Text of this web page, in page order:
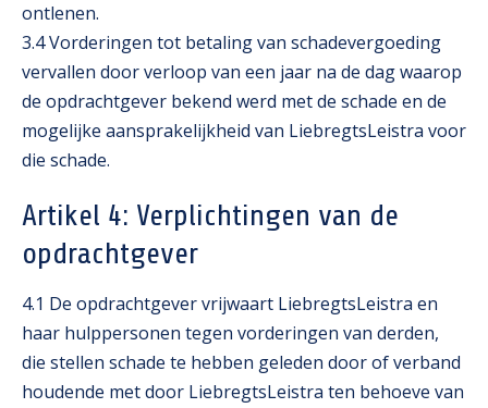
ontlenen.
3.4 Vorderingen tot betaling van schadevergoeding
vervallen door verloop van een jaar na de dag waarop
de opdrachtgever bekend werd met de schade en de
mogelijke aansprakelijkheid van LiebregtsLeistra voor
die schade.
Artikel 4: Verplichtingen van de
opdrachtgever
4.1 De opdrachtgever vrijwaart LiebregtsLeistra en
haar hulppersonen tegen vorderingen van derden,
die stellen schade te hebben geleden door of verband
houdende met door LiebregtsLeistra ten behoeve van